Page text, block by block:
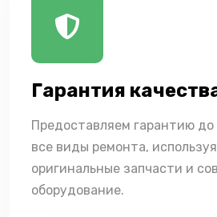
Гарантия
Предоставляем гарантию до
все виды ремонта,
оригинальные запчасти и
оборудование.